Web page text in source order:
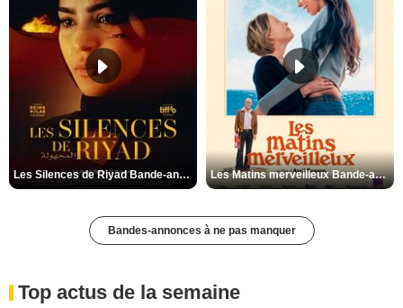
Les Silences de Riyad Bande-annonce VO STFR Les Matins merveilleux Bande-annonce VF
Bandes-annonces à ne pas manquer
Top actus de la semaine